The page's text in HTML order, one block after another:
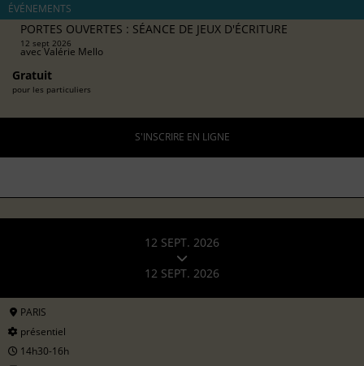
ÉVÉNEMENTS
PORTES OUVERTES : SÉANCE DE JEUX D'ÉCRITURE
12 sept 2026
avecValérie Mello
Gratuit
pour les particuliers
S'INSCRIRE EN LIGNE
12 SEPT. 2026
12 SEPT. 2026
PARIS
présentiel
14h30-16h